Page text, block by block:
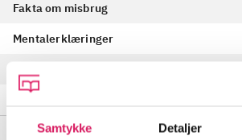
Samtykke Detaljer
Fakta om misbrug
Mentalerklæringer
Se alle(16)